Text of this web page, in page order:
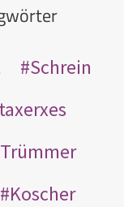
Schrein
Trümmer
Koscher